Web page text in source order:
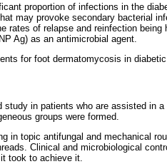
proportion of infections in the
may provoke secondary bacterial
rates of relapse and reinfection
Ag) as an antimicrobial agent.
for foot dermatomycosis in diabetic
in patients who are assisted in
groups were formed.
in topic antifungal and mechanical
Clinical and microbiological
took to achieve it.